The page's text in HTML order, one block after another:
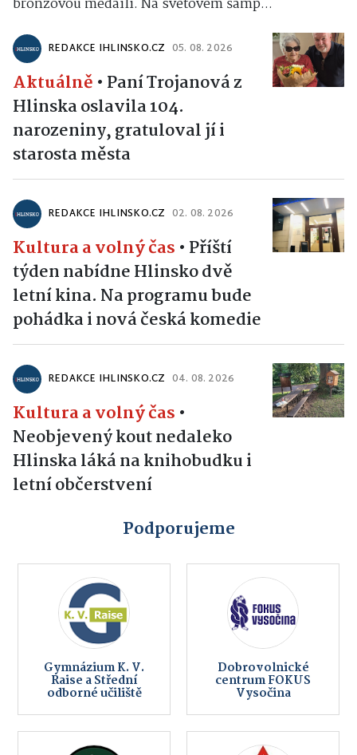
bronzovou medaili. Na světovém šamp...
REDAKCE IHLINSKO.CZ 05. 08. 2026
Aktuálně • Paní Trojanová z
Hlinska oslavila 104.
narozeniny, gratuloval jí i
starosta města
REDAKCE IHLINSKO.CZ 02. 08. 2026
Kultura a volný čas • Příští
týden nabídne Hlinsko dvě
letní kina. Na programu bude
pohádka i nová česká komedie
REDAKCE IHLINSKO.CZ 04. 08. 2026
Kultura a volný čas •
Neobjevený kout nedaleko
Hlinska láká na knihobudku i
letní občerstvení
Podporujeme
Gymnázium K. V.
Raise a Střední
odborné učiliště
Dobrovolnické
centrum FOKUS
Vysočina